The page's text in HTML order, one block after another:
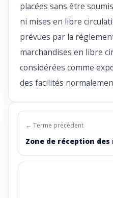
placées sans être
ni mises en libre
prévues par la
marchandises en libre
considérées comme
des facilités
← Terme précédent
Zone de réception des